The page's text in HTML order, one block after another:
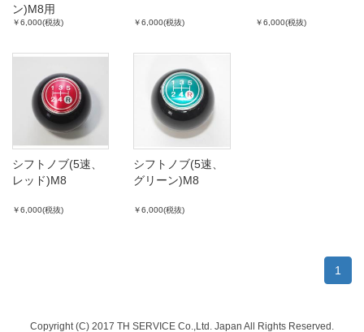
ン)M8用
￥6,000(税抜) ￥6,000(税抜) ￥6,000(税抜)
シフトノブ(5速、
レッド)M8
￥6,000(税抜)
シフトノブ(5速、
グリーン)M8
￥6,000(税抜)
1
Copyright (C) 2017 TH SERVICE Co.,Ltd. Japan All Rights Reserved.